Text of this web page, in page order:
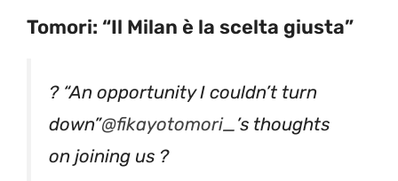
Tomori: “Il Milan è la scelta giusta”
?️ “An opportunity I couldn’t turn
down”@fikayotomori_’s thoughts
on joining us ?